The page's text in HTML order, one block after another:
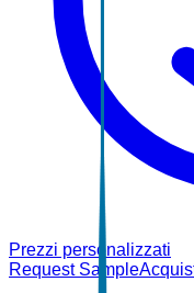
Prezzi personalizzati
Request Sample